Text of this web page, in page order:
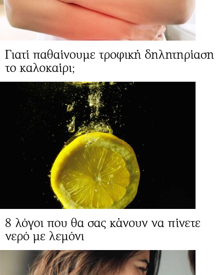
Γιατί παθαίνουμε τροφική δηλητηρίαση
το καλοκαίρι;
8 λόγοι που θα σας κάνουν να πίνετε
νερό με λεμόνι